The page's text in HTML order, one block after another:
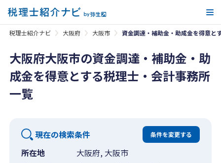
税理士紹介ナビ 大阪府 大阪市 資金調達・補助金・助成金を得意と
大阪府大阪市の資金調達・補助金・助
成金を得意とする税理士・会計事務所
一覧
現在の検索条件 条件を変更する
所在地
大阪府, 大阪市